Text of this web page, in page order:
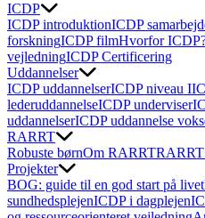
ICDP
ICDP introduktionICDP
forskningICDP filmHvorfor
vejledningICDP Certificering
Uddannelser
ICDP uddannelserICDP niveau I
lederuddannelseICDP underviser
uddannelserICDP uddannelse
RARRT
Robuste børnOm RARRT
Projekter
BOG: guide til en god start på livet
sundhedsplejenICDP i dagplejen